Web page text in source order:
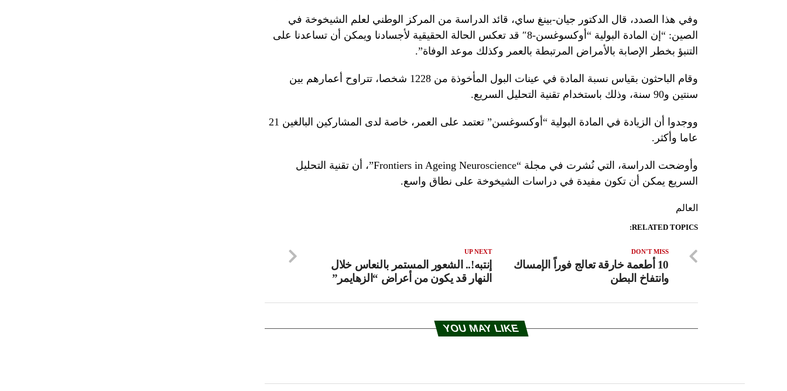
وفي هذا الصدد، قال الدكتور جيان-بينغ ساي، قائد الدراسة من المركز الوطني لعلم الشيخوخة في
الصين: “إن المادة البولية “أوكسوغسن-8″ قد تعكس الحالة الحقيقية لأجسادنا ويمكن أن تساعدنا على
التنبؤ بخطر الإصابة بالأمراض المرتبطة بالعمر وكذلك موعد الوفاة”.
وقام الباحثون بقياس نسبة المادة في عينات البول المأخوذة من 1228 شخصا، تتراوح أعمارهم بين
سنتين و90 سنة، وذلك باستخدام تقنية التحليل السريع.
ووجدوا أن الزيادة في المادة البولية “أوكسوغسن” تعتمد على العمر، خاصة لدى المشاركين البالغين 21
عاما وأكثر.
وأوضحت الدراسة، التي نُشرت في مجلة “Frontiers in Ageing Neuroscience”، أن تقنية التحليل
السريع يمكن أن تكون مفيدة في دراسات الشيخوخة على نطاق واسع.
العالم
RELATED TOPICS:
UP NEXT
إنتبه!.. الشعور المستمر بالنعاس خلال
النهار قد يكون من أعراض “الزهايمر”‎
DON'T MISS
10 أطعمة خارقة تعالج فوراً الإمساك
وانتفاخ البطن
YOU MAY LIKE